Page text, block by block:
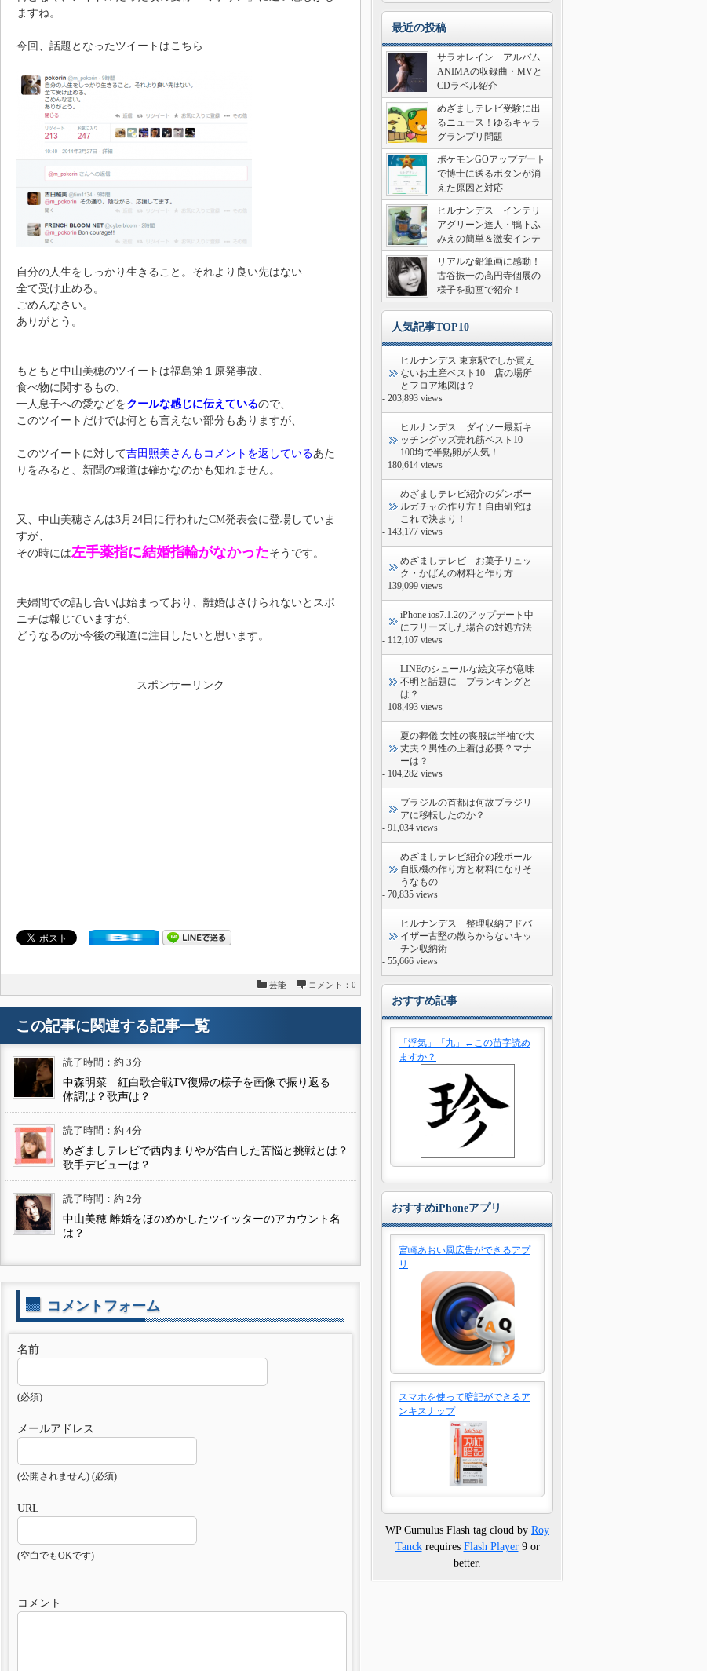
ますね。
今回、話題となったツイートはこちら
自分の人生をしっかり生きること。それより良い先はない
全て受け止める。
ごめんなさい。
ありがとう。
もともと中山美穂のツイートは福島第１原発事故、
食べ物に関するもの、
一人息子への愛などをクールな感じに伝えているので、
このツイートだけでは何とも言えない部分もありますが、
このツイートに対して吉田照美さんもコメントを返しているあた
りをみると、新聞の報道は確かなのかも知れません。
又、中山美穂さんは3月24日に行われたCM発表会に登場していま
すが、
その時には左手薬指に結婚指輪がなかったそうです。
夫婦間での話し合いは始まっており、離婚はさけられないとスポ
ニチは報じていますが、
どうなるのか今後の報道に注目したいと思います。
スポンサーリンク
芸能 コメント：0
この記事に関連する記事一覧
読了時間：約 3分
中森明菜 紅白歌合戦TV復帰の様子を画像で振り返る
体調は？歌声は？
読了時間：約 4分
めざましテレビで西内まりやが告白した苦悩と挑戦とは？
歌手デビューは？
読了時間：約 2分
中山美穂 離婚をほのめかしたツイッターのアカウント名
は？
コメントフォーム
名前
(必須)
メールアドレス
(公開されません) (必須)
URL
(空白でもOKです)
コメント
最近の投稿
サラオレイン アルバム
ANIMAの収録曲・MVと
CDラベル紹介
めざましテレビ受験に出
るニュース！ゆるキャラ
グランプリ問題
ポケモンGOアップデート
で博士に送るボタンが消
えた原因と対応
ヒルナンデス インテリ
アグリーン達人・鴨下ふ
みえの簡単＆激安インテ
リア術
リアルな鉛筆画に感動！
古谷振一の高円寺個展の
様子を動画で紹介！
人気記事TOP10
ヒルナンデス 東京駅でしか買え
ないお土産ベスト10 店の場所
とフロア地図は？
- 203,893 views
ヒルナンデス ダイソー最新キ
ッチングッズ売れ筋ベスト10
100均で半熟卵が人気！
- 180,614 views
めざましテレビ紹介のダンボー
ルガチャの作り方！自由研究は
これで決まり！
- 143,177 views
めざましテレビ お菓子リュッ
ク・かばんの材料と作り方
- 139,099 views
iPhone ios7.1.2のアップデート中
にフリーズした場合の対処方法
- 112,107 views
LINEのシュールな絵文字が意味
不明と話題に プランキングと
は？
- 108,493 views
夏の葬儀 女性の喪服は半袖で大
丈夫？男性の上着は必要？マナ
ーは？
- 104,282 views
ブラジルの首都は何故ブラジリ
アに移転したのか？
- 91,034 views
めざましテレビ紹介の段ボール
自販機の作り方と材料になりそ
うなもの
- 70,835 views
ヒルナンデス 整理収納アドバ
イザー古堅の散らからないキッ
チン収納術
- 55,666 views
おすすめ記事
「浮気」「九」←この苗字読め
ますか？
おすすめiPhoneアプリ
宮崎あおい風広告ができるアプ
リ
スマホを使って暗記ができるア
ンキスナップ
WP Cumulus Flash tag cloud by Roy
Tanckrequires Flash Player9 or
better.